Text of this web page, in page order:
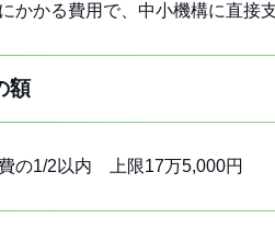
かかる費用で、中小機構に直接
額
の1/2以内 上限17万5,000円